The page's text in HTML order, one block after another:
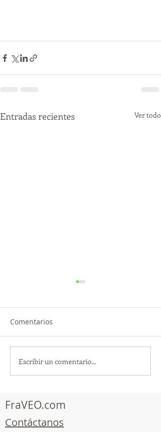
Entradas recientes Ver todo
¡Acapulco y Guerrero se
Visten de Fiesta!
Comentarios
Escribir un comentario...
FraVEO.com
Contáctanos